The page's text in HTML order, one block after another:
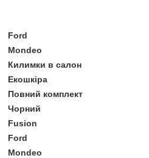
Ford
Mondeo
Килимки в салон
Екошкіра
Повний комплект
Чорний
Fusion
Ford
Mondeo